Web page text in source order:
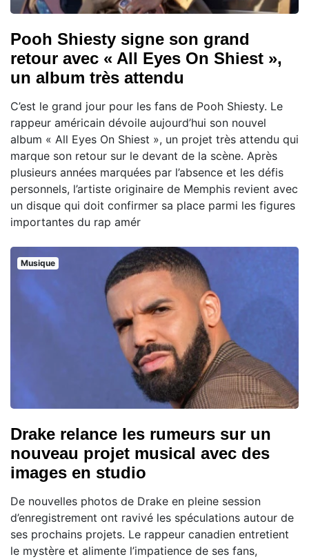
Pooh Shiesty signe son grand
retour avec « All Eyes On Shiest »,
un album très attendu
C’est le grand jour pour les fans de Pooh Shiesty. Le
rappeur américain dévoile aujourd’hui son nouvel
album « All Eyes On Shiest », un projet très attendu qui
marque son retour sur le devant de la scène. Après
plusieurs années marquées par l’absence et les défis
personnels, l’artiste originaire de Memphis revient avec
un disque qui doit confirmer sa place parmi les figures
importantes du rap amér
Musique
Drake relance les rumeurs sur un
nouveau projet musical avec des
images en studio
De nouvelles photos de Drake en pleine session
d’enregistrement ont ravivé les spéculations autour de
ses prochains projets. Le rappeur canadien entretient
le mystère et alimente l’impatience de ses fans,